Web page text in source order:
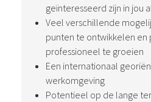
geïnteresseerd zijn in jou
Veel verschillende
punten te ontwikkelen en
professioneel te groeien
Een internationaal
werkomgeving
Potentieel op de lange